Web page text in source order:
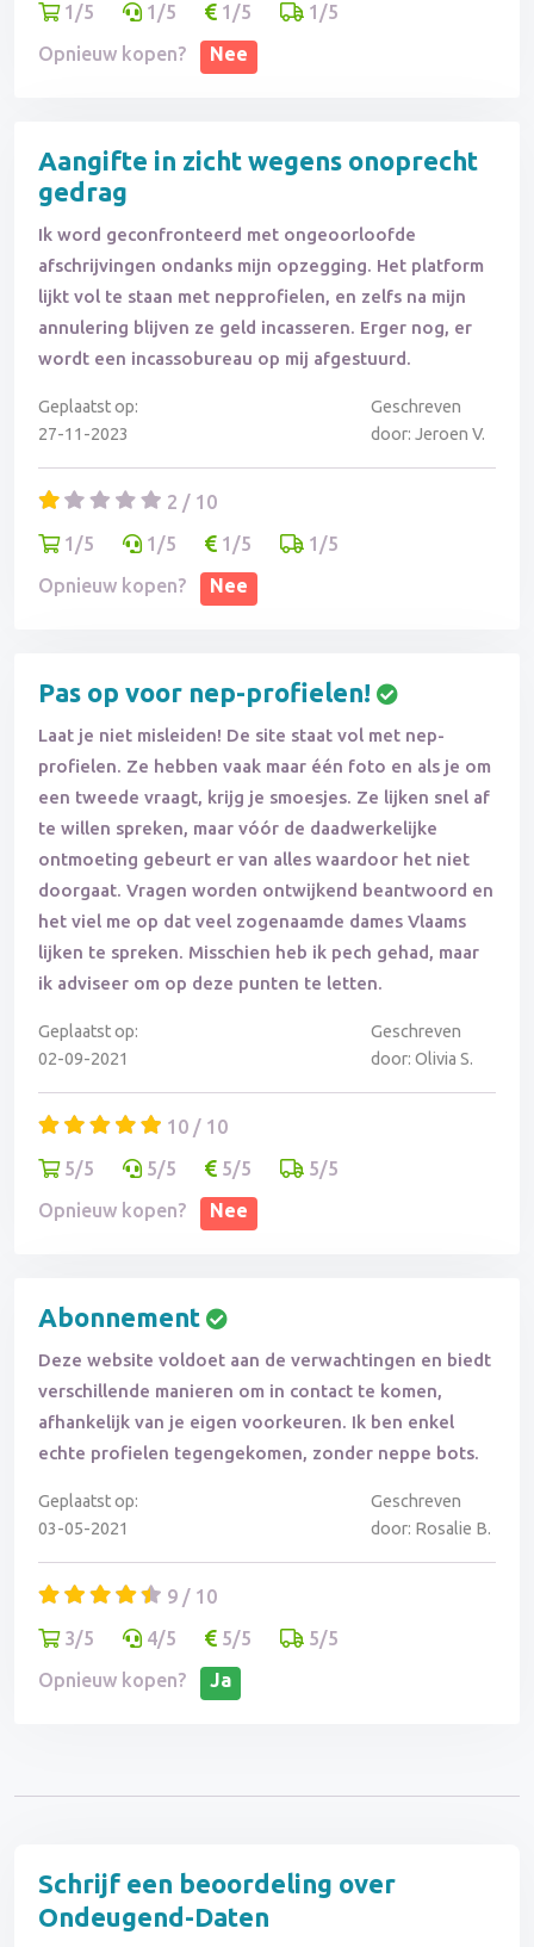
1/5
1/5 1/5
1/5
Opnieuw kopen?
Nee
Aangifte in zicht wegens onoprecht
gedrag
Ik word geconfronteerd met ongeoorloofde
afschrijvingen ondanks mijn opzegging. Het platform
lijkt vol te staan met nepprofielen, en zelfs na mijn
annulering blijven ze geld incasseren. Erger nog, er
wordt een incassobureau op mij afgestuurd.
Geplaatst op:
27-11-2023
Geschreven
door: Jeroen V.
2 / 10
1/5
1/5 1/5
1/5
Opnieuw kopen?
Nee
Pas op voor nep-profielen!
Laat je niet misleiden! De site staat vol met nep-
profielen. Ze hebben vaak maar één foto en als je om
een tweede vraagt, krijg je smoesjes. Ze lijken snel af
te willen spreken, maar vóór de daadwerkelijke
ontmoeting gebeurt er van alles waardoor het niet
doorgaat. Vragen worden ontwijkend beantwoord en
het viel me op dat veel zogenaamde dames Vlaams
lijken te spreken. Misschien heb ik pech gehad, maar
ik adviseer om op deze punten te letten.
Geplaatst op:
02-09-2021
Geschreven
door: Olivia S.
10 / 10
5/5
5/5 5/5
5/5
Opnieuw kopen?
Nee
Abonnement
Deze website voldoet aan de verwachtingen en biedt
verschillende manieren om in contact te komen,
afhankelijk van je eigen voorkeuren. Ik ben enkel
echte profielen tegengekomen, zonder neppe bots.
Geplaatst op:
03-05-2021
Geschreven
door: Rosalie B.
9 / 10
3/5
4/5 5/5
5/5
Opnieuw kopen?
Ja
Schrijf een beoordeling over
Ondeugend-Daten